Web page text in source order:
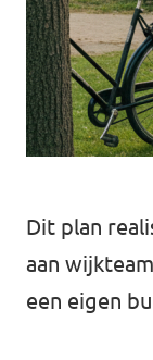
Voor leden
Vacatures
Deventer
Dit plan
aan
een eigen